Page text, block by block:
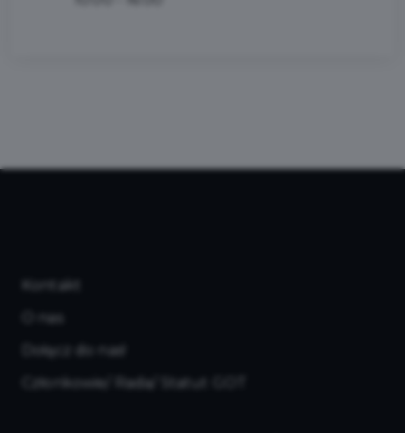
Kontakt
O nas
Dołącz do nas!
Członkowie/ Rada/ Statut GOT